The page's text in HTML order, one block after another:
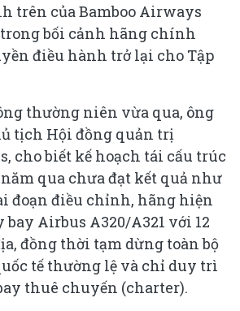
trên của Bamboo Airways
bối cảnh hãng chính
điều hành trở lại cho Tập
thường niên vừa qua, ông
tịch Hội đồng quản trị
cho biết kế hoạch tái cấu trúc
qua chưa đạt kết quả như
đoạn điều chỉnh, hãng hiện
Airbus A320/A321 với 12
đồng thời tạm dừng toàn bộ
tế thường lệ và chỉ duy trì
thuê chuyến (charter).